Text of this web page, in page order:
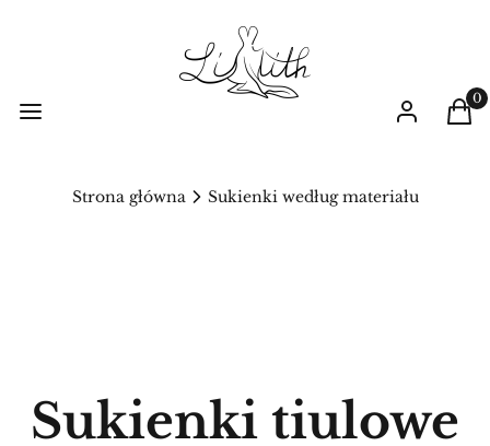
Menu Zaloguj się
Strona główna Sukienki według materiału
Sukienki tiulowe